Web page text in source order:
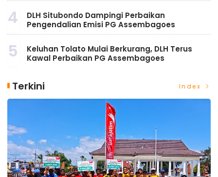
4
DLH Situbondo Dampingi Perbaikan
Pengendalian Emisi PG Assembagoes
5
Keluhan Tolato Mulai Berkurang, DLH Terus
Kawal Perbaikan PG Assembagoes
Terkini Index